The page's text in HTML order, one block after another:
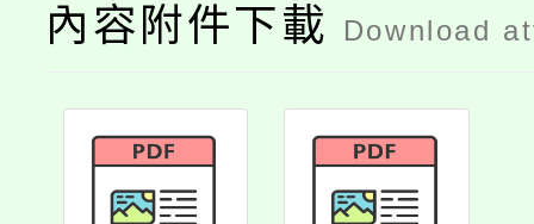
內容附件下載 Download